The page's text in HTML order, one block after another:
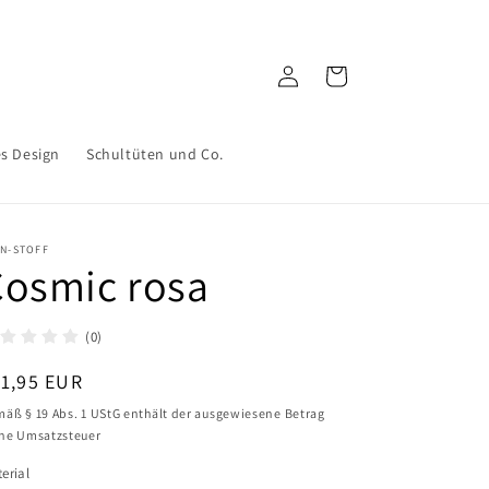
Design Schultüten und Co.
EinloggenWarenkorb
STOFF
rosa
(0)
EUR
§ 19 Abs. 1 UStG enthält der ausgewiesene Betrag
Umsatzsteuer